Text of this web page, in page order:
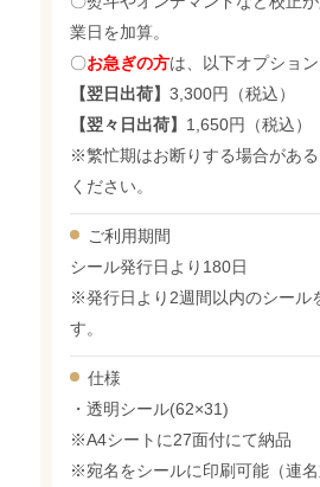
業日を加算。
〇お急ぎの方は、以下オプショ
【翌日出荷】3,300円（税込）
【翌々日出荷】 1,650円（税込）
※繁忙期はお断りする場合があ
ください。
ご利用期間
シール発行日より180日
※発行日より2週間以内のシール
す。
仕様
・透明シール(62×31)
※A4シートに27面付にて納品
※宛名をシールに印刷可能（連名